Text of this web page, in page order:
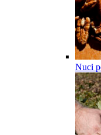
Nuci